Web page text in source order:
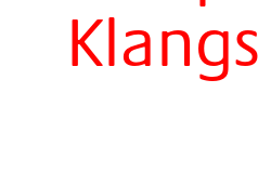
Klangs